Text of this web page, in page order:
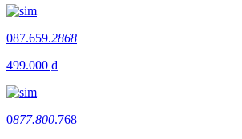
087.659.2868
499.000 ₫
0877.800.768